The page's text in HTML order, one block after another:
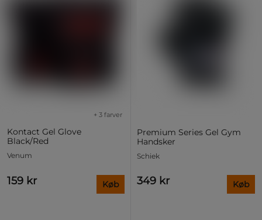
Kontact Gel Glove
Black/Red
+ 3 farver
Venum
159 kr Køb
Premium Series Gel Gym
Handsker
Schiek
349 kr Køb